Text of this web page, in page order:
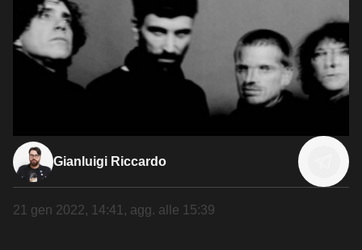
Gianluigi Riccardo
21 gen 2022, 14:41 , agg. alle 15:39